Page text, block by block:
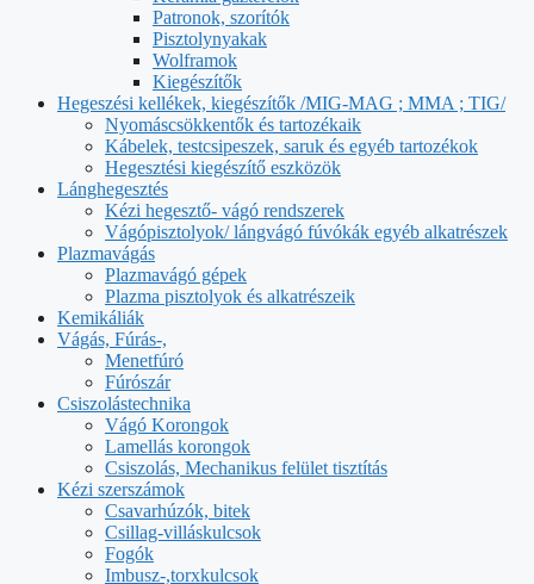
Patronok, szorítók
Pisztolynyakak
Wolframok
Kiegészítők
Hegeszési kellékek, kiegészítők /MIG-MAG ; MMA ; TIG/
Nyomáscsökkentők és tartozékaik
Kábelek, testcsipeszek, saruk és egyéb tartozékok
Hegesztési kiegészítő eszközök
Lánghegesztés
Kézi hegesztő- vágó rendszerek
Vágópisztolyok/ lángvágó fúvókák egyéb alkatrészek
Plazmavágás
Plazmavágó gépek
Plazma pisztolyok és alkatrészeik
Kemikáliák
Vágás, Fúrás-,
Menetfúró
Fúrószár
Csiszolástechnika
Vágó Korongok
Lamellás korongok
Csiszolás, Mechanikus felület tisztítás
Kézi szerszámok
Csavarhúzók, bitek
Csillag-villáskulcsok
Fogók
Imbusz-,torxkulcsok